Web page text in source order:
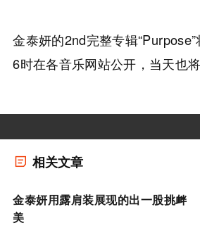
金泰妍的2nd完整专辑
6时在各音乐网站公开，当天也将
相关文章
金泰妍用露肩装展现的出一股挑衅
美